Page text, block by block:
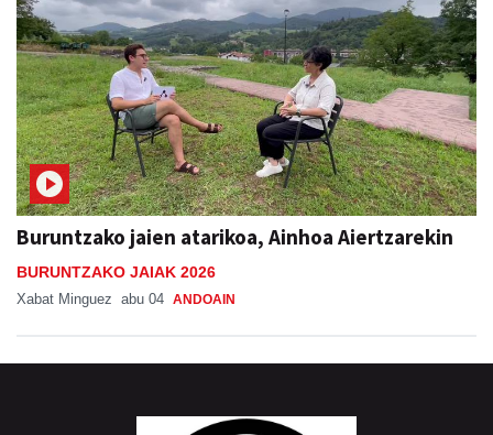
Buruntzako jaien atarikoa, Ainhoa Aiertzarekin
BURUNTZAKO JAIAK 2026
Xabat Minguez abu 04 ANDOAIN